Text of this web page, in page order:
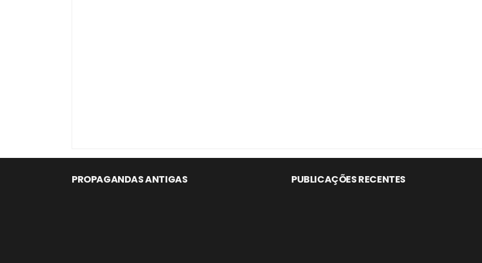
PROPAGANDAS ANTIGAS PUBLICAÇÕES RECENTES